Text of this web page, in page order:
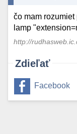
čo mam
lamp
http://
Zdieľať
Facebook